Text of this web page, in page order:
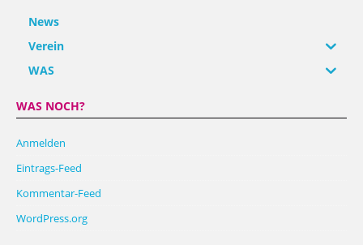
News
Verein
WAS
WAS NOCH?
Anmelden
Eintrags-Feed
Kommentar-Feed
WordPress.org